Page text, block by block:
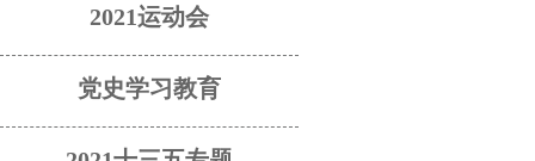
2021运动会
党史学习教育